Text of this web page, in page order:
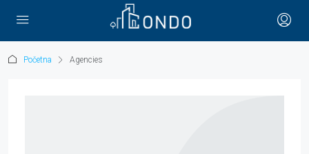
Početna Agencies